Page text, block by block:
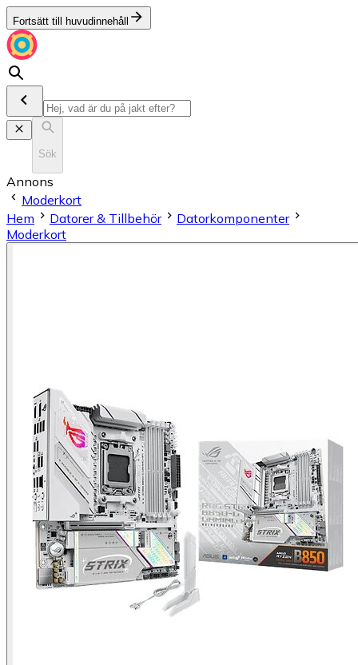
Fortsätt till huvudinnehåll
Sök
Annons
Moderkort
Hem
Datorer & Tillbehör
Datorkomponenter
Moderkort